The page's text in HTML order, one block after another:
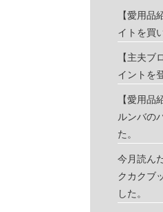
【愛用品
イトを買
【主夫ブ
イントを
【愛用品
ルンバの
た。
今月読ん
クカクブ
した。